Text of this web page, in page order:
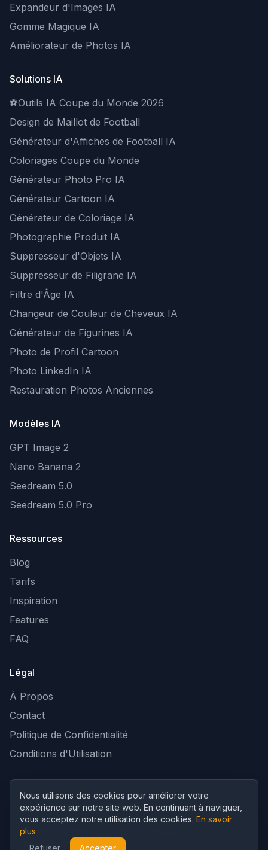
Expandeur d'Images IA
Gomme Magique IA
Améliorateur de Photos IA
Solutions IA
⚽Outils IA Coupe du Monde 2026
Design de Maillot de Football
Générateur d'Affiches de Football IA
Coloriages Coupe du Monde
Générateur Photo Pro IA
Générateur Cartoon IA
Générateur de Coloriage IA
Photographie Produit IA
Suppresseur d'Objets IA
Suppresseur de Filigrane IA
Filtre d'Âge IA
Changeur de Couleur de Cheveux IA
Générateur de Figurines IA
Photo de Profil Cartoon
Photo LinkedIn IA
Restauration Photos Anciennes
Modèles IA
GPT Image 2
Nano Banana 2
Seedream 5.0
Seedream 5.0 Pro
Ressources
Blog
Tarifs
Inspiration
Features
FAQ
Légal
À Propos
Contact
Politique de Confidentialité
Conditions d'Utilisation
© 2026 CubistAI. Tous droits réservés.
support@cubistai.app
English
Português
Русский العربية
Nous utilisons des cookies pour améliorer votre
expérience sur notre site web. En continuant à naviguer,
vous acceptez notre utilisation des cookies. En savoir
plus
Refuser
Accepter